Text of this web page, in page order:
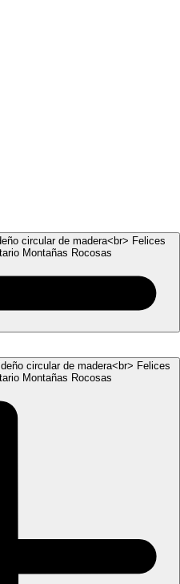
circular de madera<br> Felices
Montañas Rocosas
circular de madera<br> Felices
Montañas Rocosas